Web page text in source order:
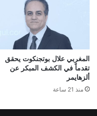
المغربي علال بوتجنكوت يحقق
تقدماً في الكشف المبكر عن
ألزهايمر
منذ 21 ساعة